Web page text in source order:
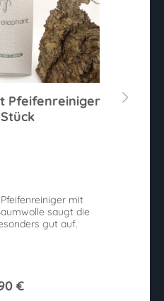
Pfeifenreiniger
mit
saugt die
gut auf.
€